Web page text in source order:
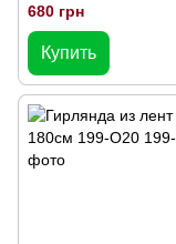
680 грн
Купить